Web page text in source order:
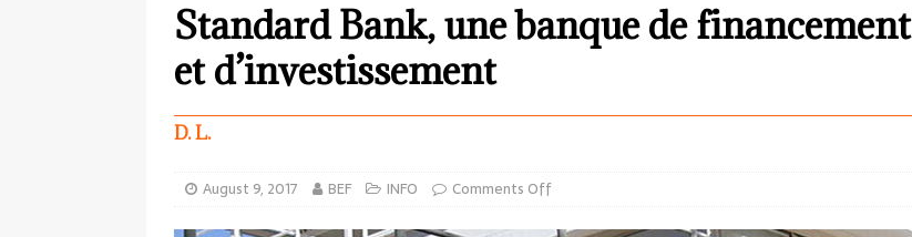
Standard Bank, une banque de financement
et d’investissement
D. L.
August 9, 2017 BEF INFO Comments Off